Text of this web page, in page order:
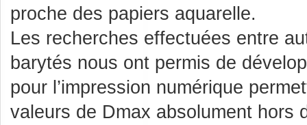
proche des papiers aquarelle.
Les recherches effectuées entre
barytés nous ont permis de
pour l’impression numérique
valeurs de Dmax absolument hors